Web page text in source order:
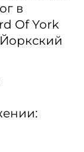
в
Of York